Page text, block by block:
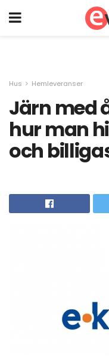
Hus Hemleveranser
Järn med
hur man
och